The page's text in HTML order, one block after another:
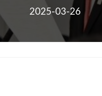
2025-03-26